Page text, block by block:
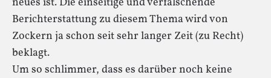
Berichterstattung zu diesem Thema wird von
Zockern ja schon seit sehr langer Zeit (zu Recht)
beklagt.
Um so schlimmer, dass es darüber noch keine